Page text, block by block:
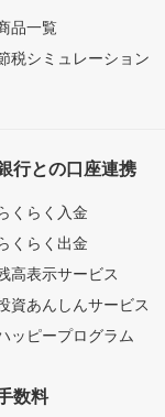
品一覧
税シミュレーション
行との口座連携
くらく入金
くらく出金
高表示サービス
資あんしんサービス
ッピープログラム
数料